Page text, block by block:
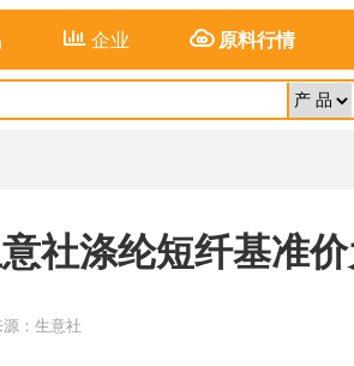
企业 原料行情
社涤纶短纤基准
源：生意社